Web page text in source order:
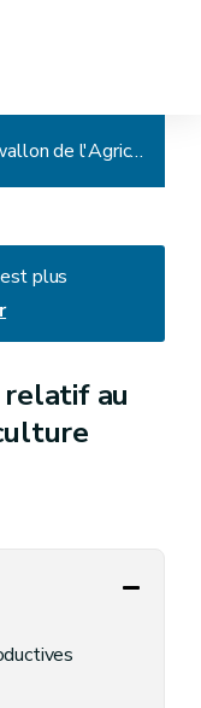
Décret relatif au Code wallon de l'Agriculture
plus
au